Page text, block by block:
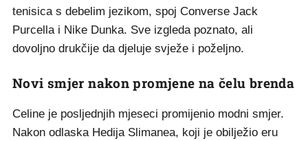
tenisica s debelim jezikom, spoj Converse Jack
Purcella i Nike Dunka. Sve izgleda poznato, ali
dovoljno drukčije da djeluje svježe i poželjno.
Novi smjer nakon promjene na čelu brenda
Celine je posljednjih mjeseci promijenio modni smjer.
Nakon odlaska Hedija Slimanea, koji je obilježio eru